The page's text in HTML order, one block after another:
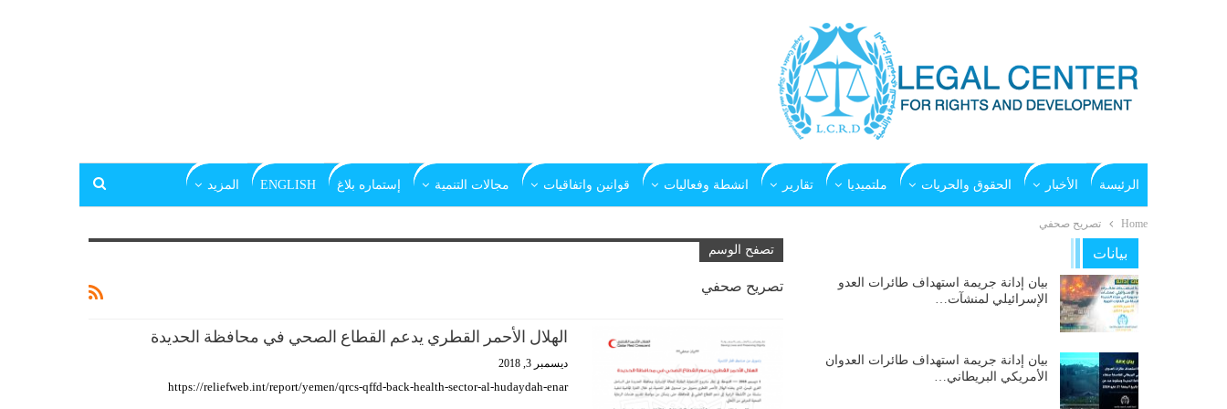
الرئيسة الأخبار الحقوق والحريات ملتميديا تقارير انشطة وفعاليات قوانين واتفاقيات مجالات التنمية إستماره بلاغ ENGLISH المزيد
Home تصريح صحفي
تصفح الوسم
تصريح صحفي
الهلال الأحمر القطري يدعم القطاع الصحي في محافظة الحديدة
ديسمبر 3, 2018
https://reliefweb.int/report/yemen/qrcs-qffd-back-health-sector-al-hudaydah-enar
بيانات
بيان إدانة جريمة استهداف طائرات العدو
الإسرائيلي لمنشآت…
بيان إدانة جريمة استهداف طائرات العدوان
الأمريكي البريطاني…